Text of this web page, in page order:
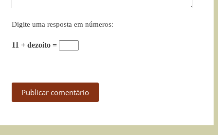
Digite uma resposta em números:
11 + dezoito =
Publicar comentário